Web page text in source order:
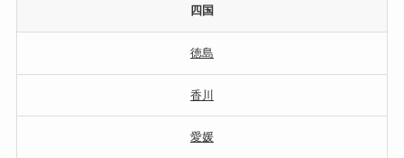
四国
徳島
香川
愛媛